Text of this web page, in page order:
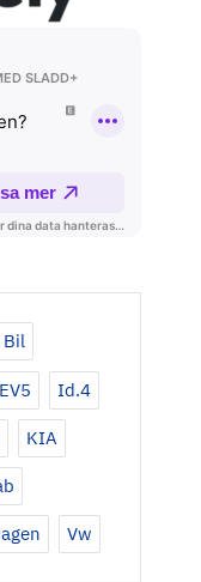
Bil
EV5 Id.4
KIA
Vw